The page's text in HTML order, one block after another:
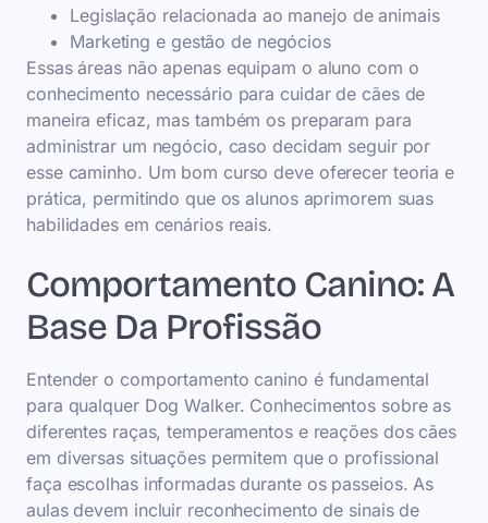
Legislação relacionada ao manejo de animais
Marketing e gestão de negócios
Essas áreas não apenas equipam o aluno com o
conhecimento necessário para cuidar de cães de
maneira eficaz, mas também os preparam para
administrar um negócio, caso decidam seguir por
esse caminho. Um bom curso deve oferecer teoria e
prática, permitindo que os alunos aprimorem suas
habilidades em cenários reais.
Comportamento Canino: A
Base Da Profissão
Entender o comportamento canino é fundamental
para qualquer Dog Walker. Conhecimentos sobre as
diferentes raças, temperamentos e reações dos cães
em diversas situações permitem que o profissional
faça escolhas informadas durante os passeios. As
aulas devem incluir reconhecimento de sinais de